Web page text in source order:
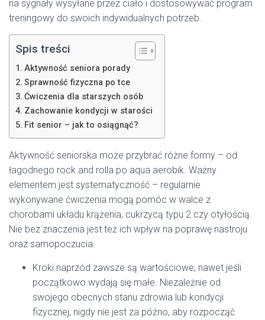
na sygnały wysyłane przez ciało i dostosowywać program
treningowy do swoich indywidualnych potrzeb.
Spis treści
Aktywność seniora porady
Sprawność fizyczna po tce
Ćwiczenia dla starszych osób
Zachowanie kondycji w starości
Fit senior – jak to osiągnąć?
Aktywność seniorska może przybrać różne formy – od
łagodnego rock and rolla po aqua aerobik. Ważny
elementem jest systematyczność – regularnie
wykonywane ćwiczenia mogą pomóc w walce z
chorobami układu krążenia, cukrzycą typu 2 czy otyłością.
Nie bez znaczenia jest też ich wpływ na poprawę nastroju
oraz samopoczucia.
Kroki naprzód zawsze są wartościowe, nawet jeśli
początkowo wydają się małe. Niezależnie od
swojego obecnych stanu zdrowia lub kondycji
fizycznej, nigdy nie jest za późno, aby rozpocząć